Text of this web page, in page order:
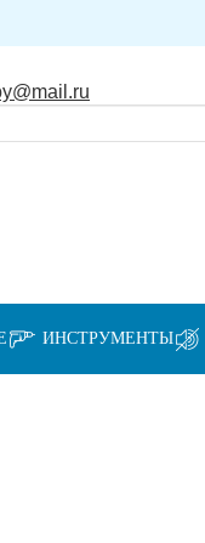
ИНСТРУМЕНТЫ